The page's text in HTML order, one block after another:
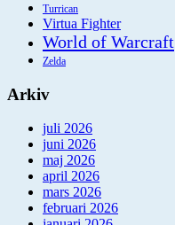
Turrican
Virtua Fighter
World of Warcraft
Zelda
Arkiv
juli 2026
juni 2026
maj 2026
april 2026
mars 2026
februari 2026